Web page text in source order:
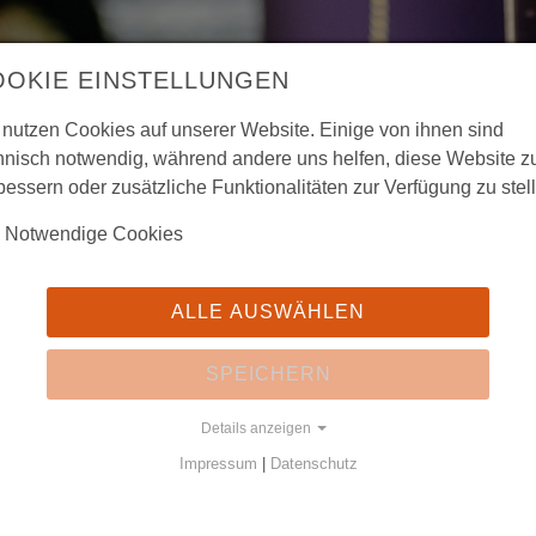
FAMILIEN
für Kinder
Museum
im Museum
FÖRDERVEREIN
Visibilität
Aufgaben und Ziele
Erwerbungen
Ansichtskarten
Spenden | Bankverbindung
SILESIA NEWS
für Kinder
EINSTELLUNGEN
Cookies auf unserer Website. Einige von ihnen sind
notwendig, während andere uns helfen, diese Website
oder zusätzliche Funktionalitäten zur Verfügung zu
Notwendige Cookies
ALLE AUSWÄHLEN
SPEICHERN
Details anzeigen
Impressum Datenschutz